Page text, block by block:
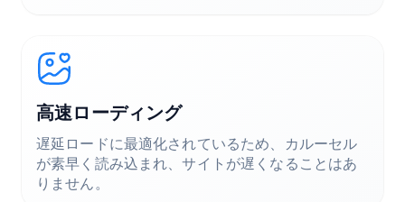
高速ローディング
遅延ロードに最適化されているため、カルーセル
が素早く読み込まれ、サイトが遅くなることはあ
りません。